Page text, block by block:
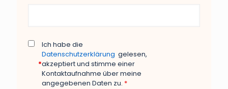
*
Ich habe die
Datenschutzerklärung gelesen,
akzeptiert und stimme einer
Kontaktaufnahme über meine
angegebenen Daten zu. *